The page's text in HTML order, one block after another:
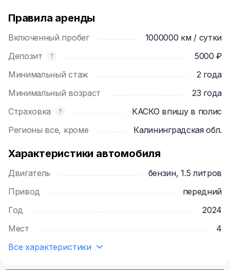
Правила аренды
Включенный пробег
1000000 км / сутки
Депозит
5000 ₽
Минимальный стаж
2 года
Минимальный возраст
23 года
Страховка
КАСКО впишу в полис
Регионы все, кроме
Калининградская обл.
Характеристики автомобиля
Двигатель
бензин, 1.5 литров
Привод
передний
Год
2024
Мест
4
Все характеристики